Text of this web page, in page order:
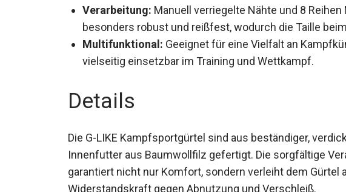
Verarbeitung: Manuell verriegelte Nähte und 8
besonders robust und reißfest, wodurch die Taille
Multifunktional: Geeignet für eine Vielfalt an
vielseitig einsetzbar im Training und Wettkampf.
Details
Die G-LIKE Kampfsportgürtel sind aus beständiger,
Innenfutter aus Baumwollfilz gefertigt. Die sorgfältige
garantiert nicht nur Komfort, sondern verleiht dem Gürtel
Widerstandskraft gegen Abnutzung und Verschleiß.